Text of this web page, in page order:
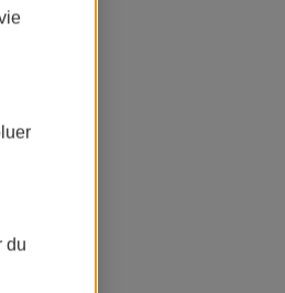
du